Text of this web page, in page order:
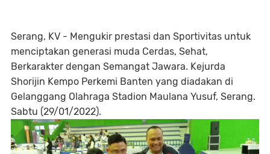
Serang, KV - Mengukir prestasi dan Sportivitas untuk
menciptakan generasi muda Cerdas, Sehat,
Berkarakter dengan Semangat Jawara. Kejurda
Shorijin Kempo Perkemi Banten yang diadakan di
Gelanggang Olahraga Stadion Maulana Yusuf, Serang.
Sabtu (29/01/2022).